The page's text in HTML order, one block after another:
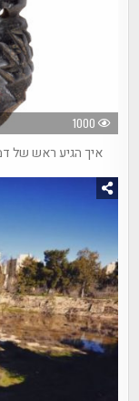
1000
איך הגיע ראש של